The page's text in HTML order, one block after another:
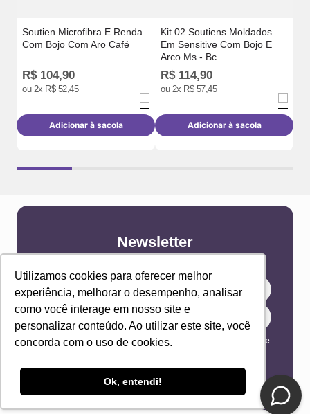
Utilizamos cookies para oferecer melhor
experiência, melhorar o desempenho, analisar
como você interage em nosso site e
personalizar conteúdo. Ao utilizar este site, você
concorda com o uso de cookies.
Ok, entendi!
Soutien Microfibra E Renda
Com Bojo Com Aro Café
R$ 104,90
ou 2x R$ 52,45
Adicionar à sacola
Kit 02 Soutiens Moldados
Em Sensitive Com Bojo E
Arco Ms - Bc
R$ 114,90
ou 2x R$ 57,45
Adicionar à sacola
Newsletter
Receba novidades e ofertas exclusivas em seu
e-mail!
Eu concordo com os Termos & Condições e Política de
ENVIAR